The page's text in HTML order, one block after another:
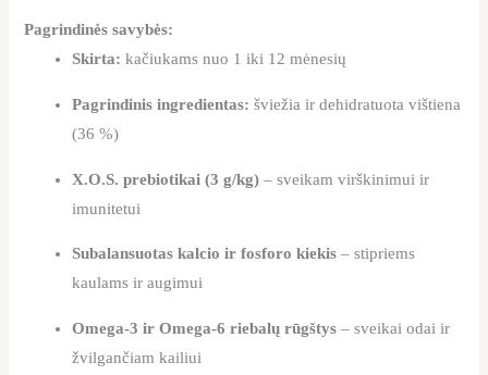
Pagrindinės savybės:
Skirta: kačiukams nuo 1 iki 12 mėnesių
Pagrindinis ingredientas: šviežia ir dehidratuota vištiena
(36 %)
X.O.S. prebiotikai (3 g/kg) – sveikam virškinimui ir
imunitetui
Subalansuotas kalcio ir fosforo kiekis – stipriems
kaulams ir augimui
Omega-3 ir Omega-6 riebalų rūgštys – sveikai odai ir
žvilgančiam kailiui